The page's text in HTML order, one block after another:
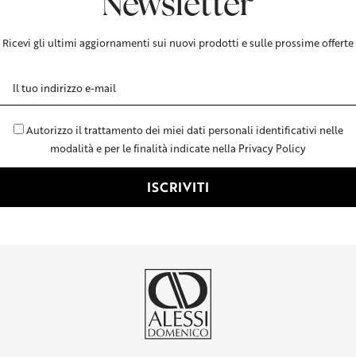
Newsletter
Ricevi gli ultimi aggiornamenti sui nuovi prodotti e sulle prossime offerte
Indirizzo
Autorizzo il trattamento dei miei dati personali identificativi nelle
modalità e per le finalità indicate nella Privacy Policy